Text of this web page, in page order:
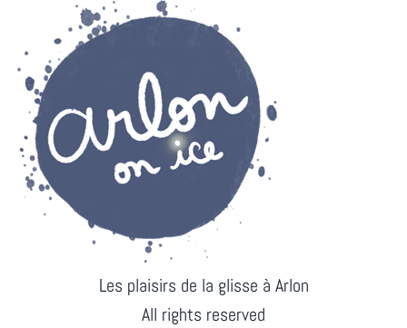
Les plaisirs de la glisse à Arlon
All rights reserved